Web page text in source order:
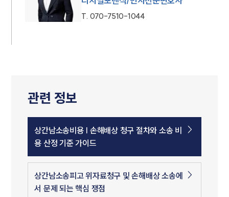
T. 070-7510-1044
관련 정보
상간남소송비용 | 손해배상 청구 절차와 소송 비
용 산정 기준 가이드
상간남소송피고 위자료청구 및 손해배상 소송에
서 문제 되는 핵심 쟁점